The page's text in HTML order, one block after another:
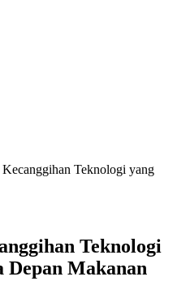
Teknologi yang
Teknologi
Depan Makanan